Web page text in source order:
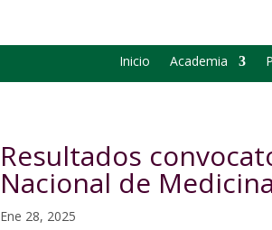
Inicio Academia
Resultados
Nacional de
Ene 28, 2025